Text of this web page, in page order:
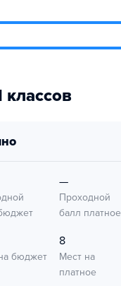
классов
—
Проходной
балл платное
бюджет
8
Мест на
платное